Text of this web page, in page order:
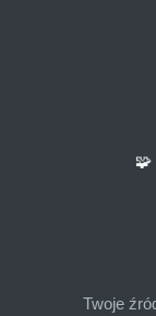
Twoje
🧩